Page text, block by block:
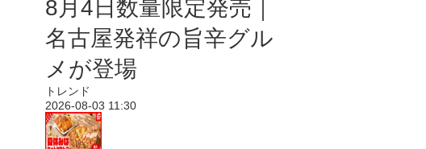
8月4日数量限定発売｜
名古屋発祥の旨辛グル
メが登場
トレンド
2026-08-03 11:30